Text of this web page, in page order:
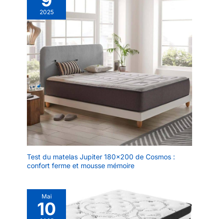
2025
Test du matelas Jupiter 180×200 de Cosmos :
confort ferme et mousse mémoire
Mai
10